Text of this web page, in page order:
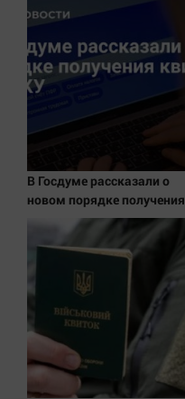
В Госдуме рассказали о
новом порядке получения
квитанций за ЖКУ